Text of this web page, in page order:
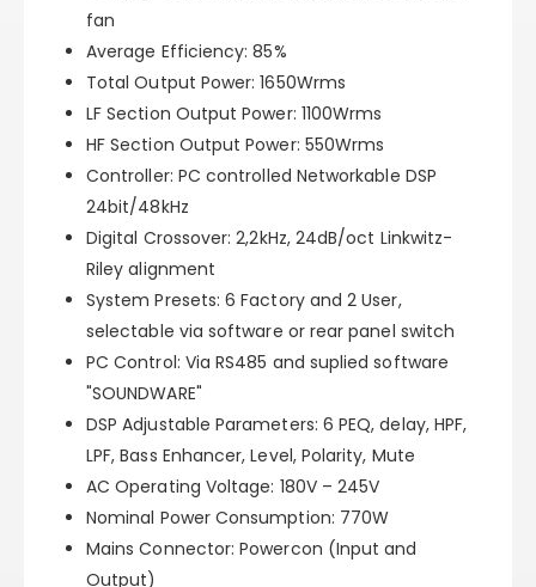
fan
Average Efficiency:85%
Total Output Power:1650Wrms
LF Section Output Power: 1100Wrms
HF Section Output Power: 550Wrms
Controller: PC controlled Networkable DSP
24bit/48kHz
Digital Crossover:2,2kHz, 24dB/oct Linkwitz-
Riley alignment
System Presets:6 Factory and 2 User,
selectable via software or rear panel switch
PC Control: Via RS485 and suplied software
"SOUNDWARE"
DSP Adjustable Parameters: 6 PEQ, delay, HPF,
LPF, Bass Enhancer, Level, Polarity, Mute
AC Operating Voltage: 180V – 245V
Nominal Power Consumption: 770W
Mains Connector:Powercon (Input and
Output)